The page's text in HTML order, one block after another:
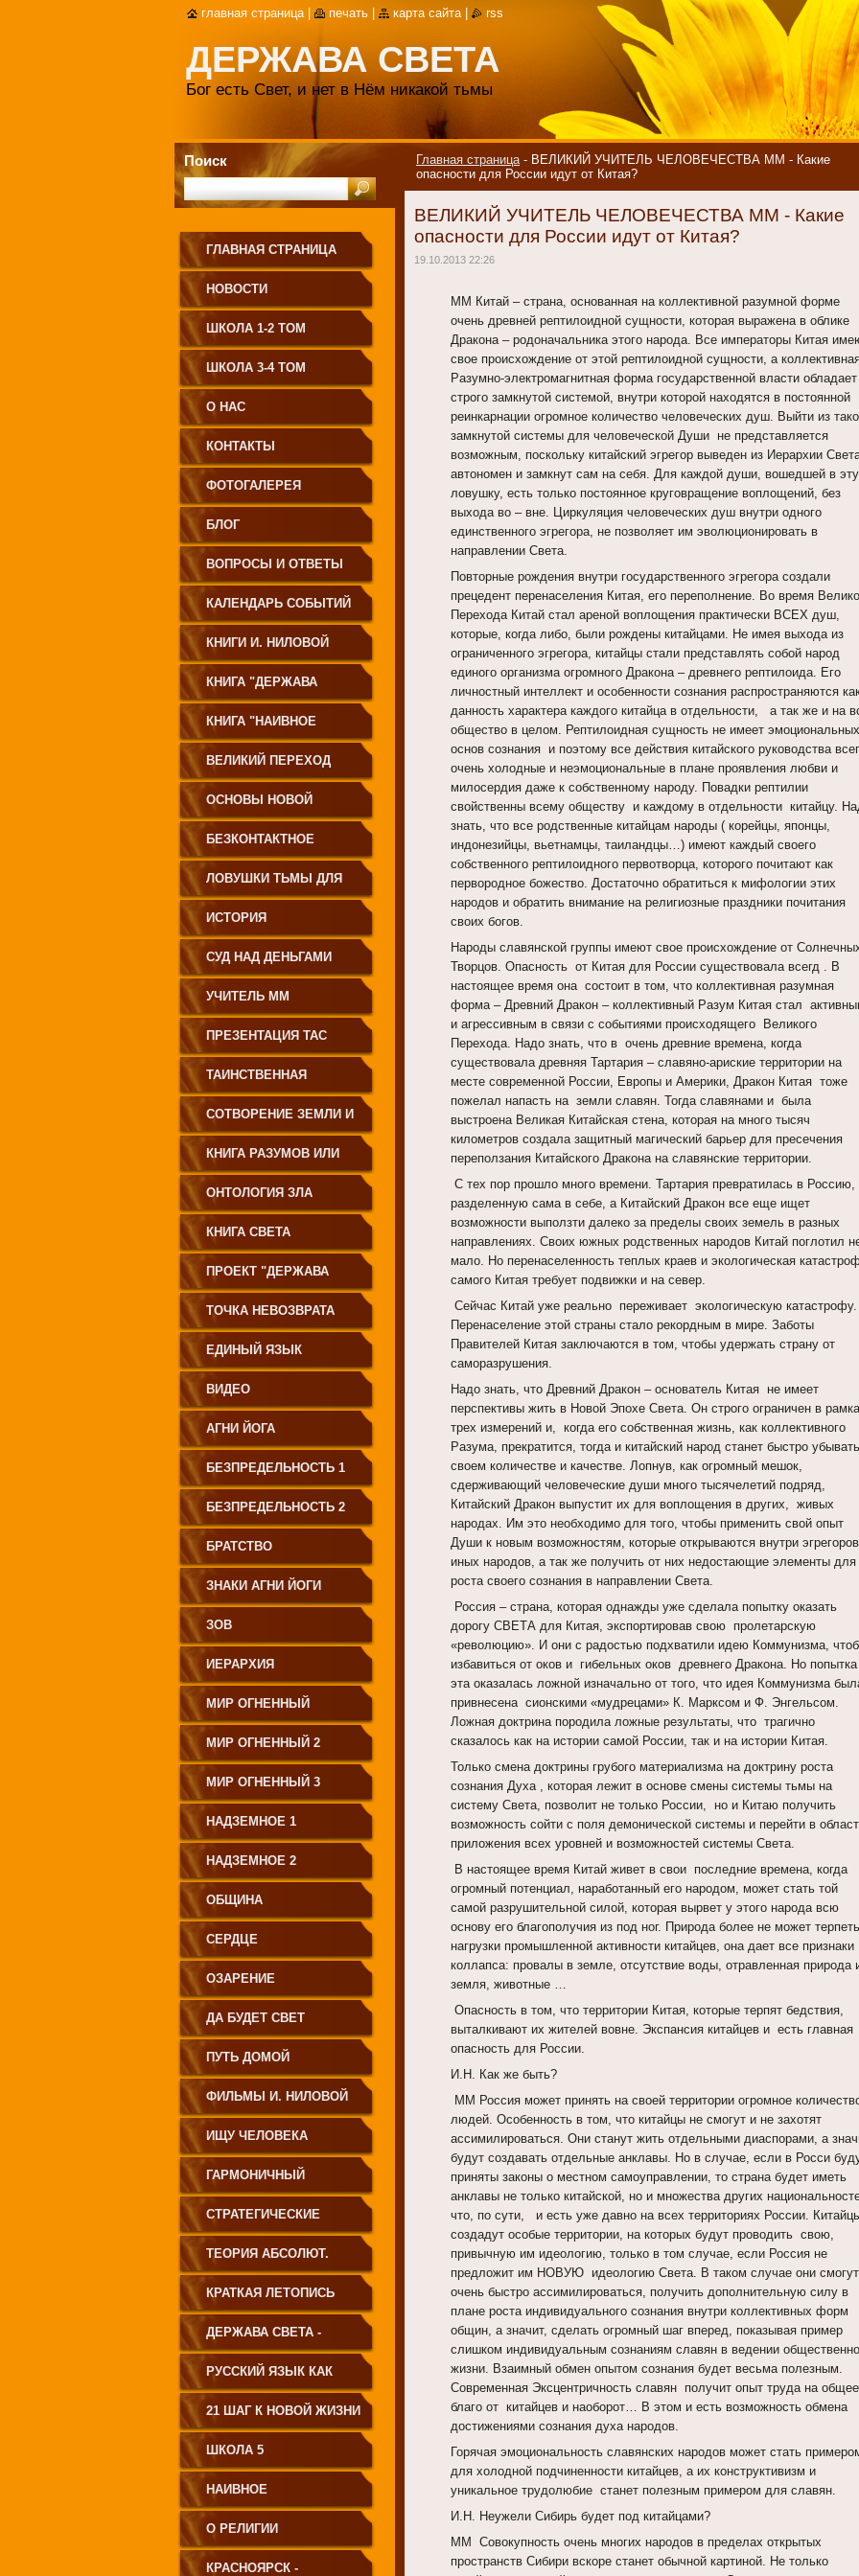
ДЕРЖАВА СВЕТА
Бог есть Свет, и нет в Нём никакой тьмы
Главная страница - ВЕЛИКИЙ УЧИТЕЛЬ ЧЕЛОВЕЧЕСТВА ММ - Какие
опасности для России идут от Китая?
ВЕЛИКИЙ УЧИТЕЛЬ ЧЕЛОВЕЧЕСТВА ММ - Какие
опасности для России идут от Китая?
19.10.2013 22:26
ММ Китай – страна, основанная на коллективной разумной форме
очень древней рептилоидной сущности, которая выражена в облике
Дракона – родоначальника этого народа. Все императоры Китая
свое происхождение от этой рептилоидной сущности, а
Разумно-электромагнитная форма государственной власти обладает
строго замкнутой системой, внутри которой находятся в постоянной
реинкарнации огромное количество человеческих душ. Выйти из
замкнутой системы для человеческой Души не представляется
возможным, поскольку китайский эгрегор выведен из Иерархии
автономен и замкнут сам на себя. Для каждой души, вошедшей в эту
ловушку, есть только постоянное круговращение воплощений, без
выхода во – вне. Циркуляция человеческих душ внутри одного
единственного эгрегора, не позволяет им эволюционировать в
направлении Света.
Повторные рождения внутри государственного эгрегора создали
прецедент перенаселения Китая, его переполнение. Во время
Перехода Китай стал ареной воплощения практически ВСЕХ душ,
которые, когда либо, были рождены китайцами. Не имея выхода из
ограниченного эгрегора, китайцы стали представлять собой народ
единого организма огромного Дракона – древнего рептилоида. Его
личностный интеллект и особенности сознания распространяются
данность характера каждого китайца в отдельности, а так же и на
общество в целом. Рептилоидная сущность не имеет эмоциональных
основ сознания и поэтому все действия китайского руководства
очень холодные и неэмоциональные в плане проявления любви и
милосердия даже к собственному народу. Повадки рептилии
свойственны всему обществу и каждому в отдельности китайцу.
знать, что все родственные китайцам народы ( корейцы, японцы,
индонезийцы, вьетнамцы, таиландцы…) имеют каждый своего
собственного рептилоидного первотворца, которого почитают как
первородное божество. Достаточно обратиться к мифологии этих
народов и обратить внимание на религиозные праздники почитания
своих богов.
Народы славянской группы имеют свое происхождение от
Творцов. Опасность от Китая для России существовала всегд . В
настоящее время она состоит в том, что коллективная разумная
форма – Древний Дракон – коллективный Разум Китая стал
и агрессивным в связи с событиями происходящего Великого
Перехода. Надо знать, что в очень древние времена, когда
существовала древняя Тартария – славяно-ариские территории на
месте современной России, Европы и Америки, Дракон Китая тоже
пожелал напасть на земли славян. Тогда славянами и была
выстроена Великая Китайская стена, которая на много тысяч
километров создала защитный магический барьер для пресечения
переползания Китайского Дракона на славянские территории.
С тех пор прошло много времени. Тартария превратилась в Россию,
разделенную сама в себе, а Китайский Дракон все еще ищет
возможности выползти далеко за пределы своих земель в разных
направлениях. Своих южных родственных народов Китай поглотил
мало. Но перенаселенность теплых краев и экологическая
самого Китая требует подвижки и на север.
Сейчас Китай уже реально переживает экологическую катастрофу.
Перенаселение этой страны стало рекордным в мире. Заботы
Правителей Китая заключаются в том, чтобы удержать страну от
саморазрушения.
Надо знать, что Древний Дракон – основатель Китая не имеет
перспективы жить в Новой Эпохе Света. Он строго ограничен в
трех измерений и, когда его собственная жизнь, как коллективного
Разума, прекратится, тогда и китайский народ станет быстро
своем количестве и качестве. Лопнув, как огромный мешок,
сдерживающий человеческие души много тысячелетий подряд,
Китайский Дракон выпустит их для воплощения в других, живых
народах. Им это необходимо для того, чтобы применить свой опыт
Души к новым возможностям, которые открываются внутри эгрегоров
иных народов, а так же получить от них недостающие элементы для
роста своего сознания в направлении Света.
Россия – страна, которая однажды уже сделала попытку оказать
дорогу СВЕТА для Китая, экспортировав свою пролетарскую
«революцию». И они с радостью подхватили идею Коммунизма,
избавиться от оков и гибельных оков древнего Дракона. Но попытка
эта оказалась ложной изначально от того, что идея Коммунизма
привнесена сионскими «мудрецами» К. Марксом и Ф. Энгельсом.
Ложная доктрина породила ложные результаты, что трагично
сказалось как на истории самой России, так и на истории Китая.
Только смена доктрины грубого материализма на доктрину роста
сознания Духа , которая лежит в основе смены системы тьмы на
систему Света, позволит не только России, но и Китаю получить
возможность сойти с поля демонической системы и перейти в
приложения всех уровней и возможностей системы Света.
В настоящее время Китай живет в свои последние времена, когда
огромный потенциал, наработанный его народом, может стать той
самой разрушительной силой, которая вырвет у этого народа всю
основу его благополучия из под ног. Природа более не может терпеть
нагрузки промышленной активности китайцев, она дает все признаки
коллапса: провалы в земле, отсутствие воды, отравленная природа
земля, животные …
Опасность в том, что территории Китая, которые терпят бедствия,
выталкивают их жителей вовне. Экспансия китайцев и есть главная
опасность для России.
И.Н. Как же быть?
ММ Россия может принять на своей территории огромное
людей. Особенность в том, что китайцы не смогут и не захотят
ассимилироваться. Они станут жить отдельными диаспорами, а
будут создавать отдельные анклавы. Но в случае, если в Росси
приняты законы о местном самоуправлении, то страна будет иметь
анклавы не только китайской, но и множества других
что, по сути, и есть уже давно на всех территориях России.
создадут особые территории, на которых будут проводить свою,
привычную им идеологию, только в том случае, если Россия не
предложит им НОВУЮ идеологию Света. В таком случае они смогут
очень быстро ассимилироваться, получить дополнительную силу в
плане роста индивидуального сознания внутри коллективных форм
общин, а значит, сделать огромный шаг вперед, показывая пример
слишком индивидуальным сознаниям славян в ведении
жизни. Взаимный обмен опытом сознания будет весьма полезным.
Современная Эксцентричность славян получит опыт труда на общее
благо от китайцев и наоборот… В этом и есть возможность обмена
достижениями сознания духа народов.
Горячая эмоциональность славянских народов может стать
для холодной подчиненности китайцев, а их конструктивизм и
уникальное трудолюбие станет полезным примером для славян.
И.Н. Неужели Сибирь будет под китайцами?
ММ Совокупность очень многих народов в пределах открытых
пространств Сибири вскоре станет обычной картиной. Не только
ГЛАВНАЯ СТРАНИЦА
НОВОСТИ
ШКОЛА 1-2 ТОМ
ШКОЛА 3-4 ТОМ
О НАС
КОНТАКТЫ
ФОТОГАЛЕРЕЯ
БЛОГ
ВОПРОСЫ И ОТВЕТЫ
КАЛЕНДАРЬ СОБЫТИЙ
КНИГИ И. НИЛОВОЙ
КНИГА "ДЕРЖАВА
СВЕТА
КНИГА "НАИВНОЕ
СВЕТОПРЕСТАВЛЕНИЕ"
ВЕЛИКИЙ ПЕРЕХОД
ОСНОВЫ НОВОЙ
ЦИВИЛИЗАЦИИ
БЕЗКОНТАКТНОЕ
ЗЕМЛЕДЕЛИЕ
ЛОВУШКИ ТЬМЫ ДЛЯ
МОЛОДЁЖИ
ИСТОРИЯ
ПРОИСХОЖДЕНИЯ
РУССКОГО НАРОДА
СУД НАД ДЕНЬГАМИ
УЧИТЕЛЬ ММ
ПРЕЗЕНТАЦИЯ ТАС
ТАИНСТВЕННАЯ
СИБИРЬ
СОТВОРЕНИЕ ЗЕМЛИ И
ЕЁ ЖИТЕЛЕЙ
КНИГА РАЗУМОВ ИЛИ
ПОЛЕЙ
ОНТОЛОГИЯ ЗЛА
КНИГА СВЕТА
ПРОЕКТ "ДЕРЖАВА
СВЕТА"
ТОЧКА НЕВОЗВРАТА
ЕДИНЫЙ ЯЗЫК
ЧЕЛОВЕЧЕСТВА
ВИДЕО
АГНИ ЙОГА
БЕЗПРЕДЕЛЬНОСТЬ 1
БЕЗПРЕДЕЛЬНОСТЬ 2
БРАТСТВО
ЗНАКИ АГНИ ЙОГИ
ЗОВ
ИЕРАРХИЯ
МИР ОГНЕННЫЙ
МИР ОГНЕННЫЙ 2
МИР ОГНЕННЫЙ 3
НАДЗЕМНОЕ 1
НАДЗЕМНОЕ 2
ОБЩИНА
СЕРДЦЕ
ОЗАРЕНИЕ
ДА БУДЕТ СВЕТ
ПУТЬ ДОМОЙ
ФИЛЬМЫ И. НИЛОВОЙ
ИЩУ ЧЕЛОВЕКА
ГАРМОНИЧНЫЙ
ЧЕЛОВЕК
СТРАТЕГИЧЕСКИЕ
ЧЕРТЫ УКЛАДА
ГОСУДАРСТВА
ПРИНЦИПИАЛЬНО
НОВОГО ТИПА
ТЕОРИЯ АБСОЛЮТ.
СВЕТА
КРАТКАЯ ЛЕТОПИСЬ
ЧЕЛОВЕЧЕСТВА
ДЕРЖАВА СВЕТА -
ВЕНЕЦ ЧЕЛОВЕЧЕСТВА
РУССКИЙ ЯЗЫК КАК
ЧАСТЬ МАТРИЦЫ
ТВОРЕНИЯ
21 ШАГ К НОВОЙ ЖИЗНИ
ШКОЛА 5
НАИВНОЕ
СВЕТОПРЕДСТАВЛЕНИЕ
О РЕЛИГИИ
КРАСНОЯРСК -
Поиск
главная страница печать карта сайта rss